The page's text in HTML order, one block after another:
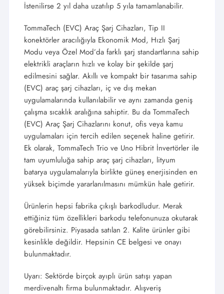
İstenilirse 2 yıl daha uzatılıp 5 yıla tamamlanabilir.
TommaTech (EVC) Araç Şarj Cihazları, Tip II
konektörler aracılığıyla Ekonomik Mod, Hızlı Şarj
Modu veya Özel Mod’da farklı şarj standartlarına sahip
elektrikli araçların hızlı ve kolay bir şekilde şarj
edilmesini sağlar. Akıllı ve kompakt bir tasarıma sahip
(EVC) araç şarj cihazları, iç ve dış mekan
uygulamalarında kullanılabilir ve aynı zamanda geniş
çalışma sıcaklık aralığına sahiptir. Bu da TommaTech
(EVC) Araç Şarj Cihazlarını konut, ofis veya kamu
uygulamaları için tercih edilen seçenek haline getirir.
Ek olarak, TommaTech Trio ve Uno Hibrit İnvertörler ile
tam uyumluluğa sahip araç şarj cihazları, lityum
batarya uygulamalarıyla birlikte güneş enerjisinden en
yüksek biçimde yararlanılmasını mümkün hale getirir.
Ürünlerin hepsi fabrika çıkışlı barkodludur. Merak
ettiğiniz tüm özellikleri barkodu telefonunuza okutarak
görebilirsiniz. Piyasada satılan 2. Kalite ürünler gibi
kesinlikle değildir. Hepsinin CE belgesi ve onayı
bulunmaktadır.
Uyarı: Sektörde birçok ayıplı ürün satışı yapan
merdivenaltı firma bulunmaktadır. Alışveriş